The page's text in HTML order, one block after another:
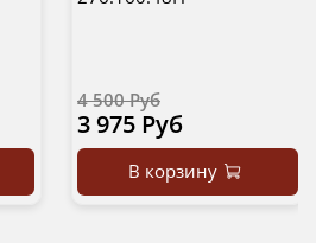
4 500 Руб
3 975 Руб
В корзину